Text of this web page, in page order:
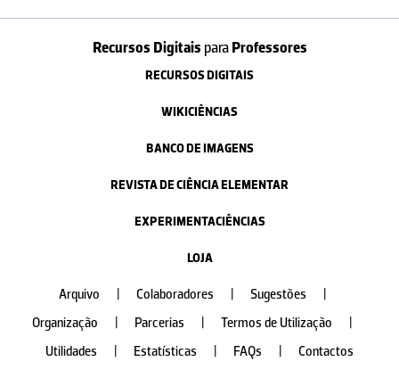
Recursos Digitais paraProfessores
RECURSOS DIGITAIS
WIKICIÊNCIAS
BANCO DE IMAGENS
REVISTA DE CIÊNCIA ELEMENTAR
EXPERIMENTACIÊNCIAS
LOJA
Arquivo Colaboradores Sugestões
Organização
Parcerias Termos de Utilização
Utilidades
Estatísticas FAQs Contactos